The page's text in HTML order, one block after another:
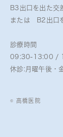
B3出口を出た交
または B2出口
診療時間
09:30-13:00 /
休診:月曜午後・
© 高橋医院